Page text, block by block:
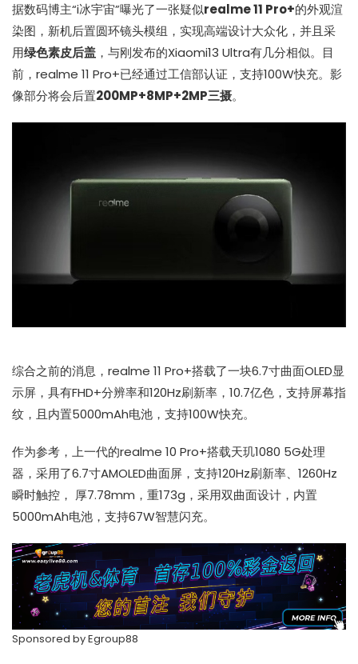
据数码博主“i冰宇宙”曝光了一张疑似realme 11 Pro+的外观渲
染图，新机后置圆环镜头模组，实现高端设计大众化，并且采
用绿色素皮后盖 ，与刚发布的Xiaomi13 Ultra有几分相似。目
前，realme 11 Pro+已经通过工信部认证，支持100W快充。影
像部分将会后置200MP+8MP+2MP三摄。
综合之前的消息，realme 11 Pro+搭载了一块6.7寸曲面OLED显
示屏，具有FHD+分辨率和120Hz刷新率，10.7亿色，支持屏幕指
纹，且内置5000mAh电池，支持100W快充。
作为参考，上一代的realme 10 Pro+搭载天玑1080 5G处理
器，采用了6.7寸AMOLED曲面屏，支持120Hz刷新率、1260Hz
瞬时触控， 厚7.78mm，重173g，采用双曲面设计，内置
5000mAh电池，支持67W智慧闪充。
Sponsored byEgroup88